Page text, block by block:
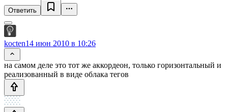
Ответить
kocten14 июн 2010 в 10:26
на самом деле это тот же аккордеон, только горизонтальный и
реализованный в виде облака тегов